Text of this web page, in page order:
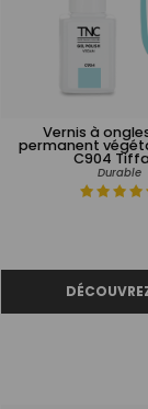
Vernis à
permanent
C904
Durable